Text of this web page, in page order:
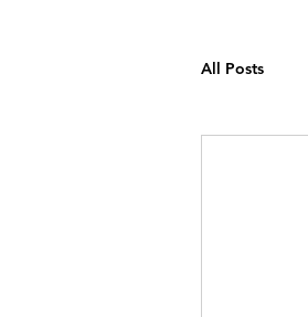
All Posts